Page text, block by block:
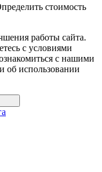
стоимость
работы сайта.
с условиями
с нашими
об использовании